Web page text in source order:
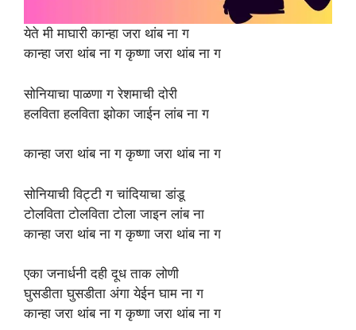
येते मी माघारी कान्हा जरा थांब ना ग
कान्हा जरा थांब ना ग कृष्णा जरा थांब ना ग
सोनियाचा पाळणा ग रेशमाची दोरी
हलविता हलविता झोका जाईन लांब ना ग
कान्हा जरा थांब ना ग कृष्णा जरा थांब ना ग
सोनियाची विट्टी ग चांदियाचा डांडू
टोलविता टोलविता टोला जाइन लांब ना
कान्हा जरा थांब ना ग कृष्णा जरा थांब ना ग
एका जनार्धनी दही दूध ताक लोणी
घुसडीता घुसडीता अंगा येईन घाम ना ग
कान्हा जरा थांब ना ग कृष्णा जरा थांब ना ग